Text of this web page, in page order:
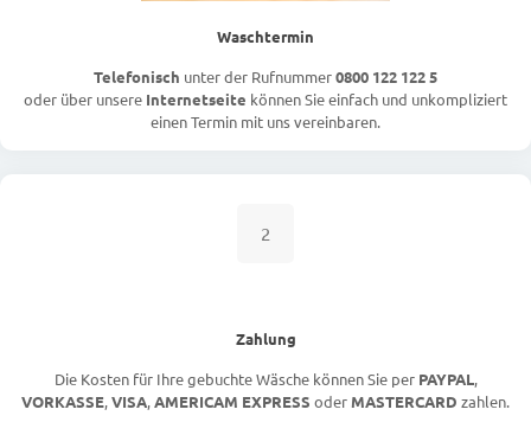
Waschtermin
Telefonisch unter der Rufnummer0800 122 122 5
oder über unsere Internetseite können Sie einfach und unkompliziert
einen Termin mit uns vereinbaren.
2
Zahlung
Die Kosten für Ihre gebuchte Wäsche können Sie per PAYPAL,
VORKASSE,VISA,AMERICAM EXPRESS oder MASTERCARD zahlen.